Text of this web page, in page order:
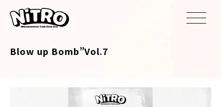
Blow up Bomb”Vol.7